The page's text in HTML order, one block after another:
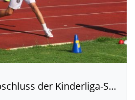
Spannender Abschluss der Kinderliga-Saison